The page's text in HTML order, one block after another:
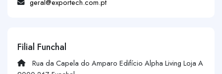
geral@exportech.com.pt
Filial Funchal
Rua da Capela do Amparo Edifício Alpha Living Loja A